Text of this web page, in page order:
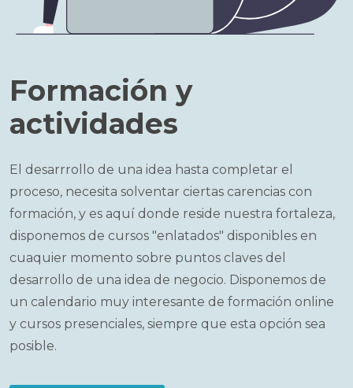
Formación y
actividades
El desarrrollo de una idea hasta completar el
proceso, necesita solventar ciertas carencias con
formación, y es aquí donde reside nuestra fortaleza,
disponemos de cursos "enlatados" disponibles en
cuaquier momento sobre puntos claves del
desarrollo de una idea de negocio. Disponemos de
un calendario muy interesante de formación online
y cursos presenciales, siempre que esta opción sea
posible.